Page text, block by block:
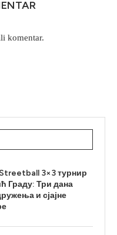
komentar.
3×3 турнир
Граду: Три дана
и сјајне